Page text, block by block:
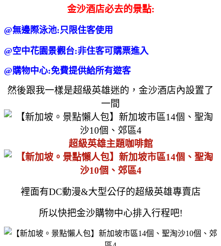
金沙酒店必去的景點:
@無邊際泳池:只限住客使用
@空中花園景觀台:非住客可購票進入
@購物中心:免費提供給所有遊客
然後跟我一樣是超級英雄迷的， 金沙酒店內設置了
一間
超級英雄主題咖啡館
裡面有DC動漫&大型公仔的超級英雄專賣店
所以快把金沙購物中心排入行程吧!